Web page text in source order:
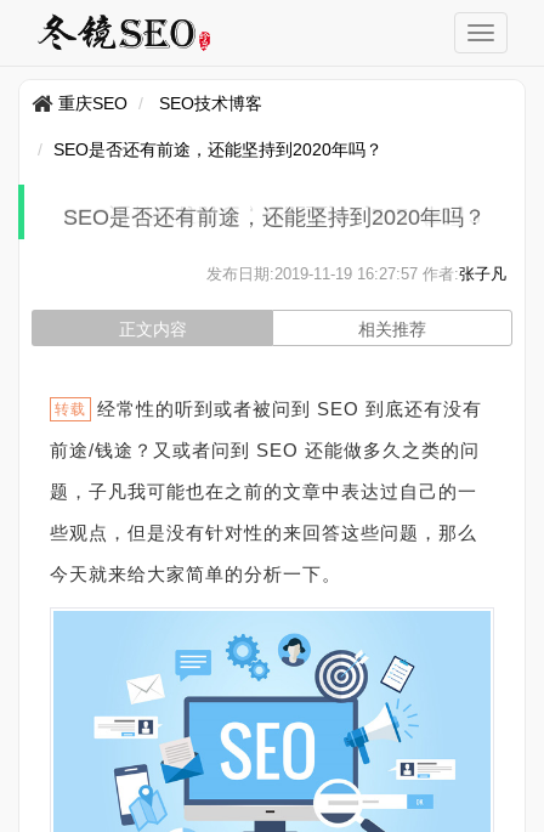
重庆SEO SEO技术博客
SEO是否还有前途，还能坚持到2020年吗？
SEO是否还有前途，还能坚持到2020年吗？
发布日期:2019-11-19 16:27:57 作者:张子凡
正文内容 相关推荐
转载
经常性的听到或者被问到 SEO 到底还有没有
前途/钱途？又或者问到 SEO 还能做多久之类的问
题，子凡我可能也在之前的文章中表达过自己的一
些观点，但是没有针对性的来回答这些问题，那么
今天就来给大家简单的分析一下。